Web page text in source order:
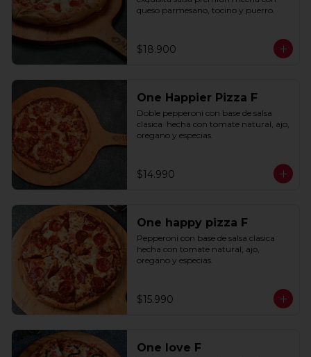
queso parmesano, tocino y puerro.
$18.900
One Happier Pizza F
Doble pepperoni con base de salsa
clasica  hecha con tomate natural, ajo,
oregano y especias.
$14.990
One happy pizza F
Pepperoni con base de salsa clasica
hecha con tomate natural, ajo,
oregano y especias.
$15.990
One love F